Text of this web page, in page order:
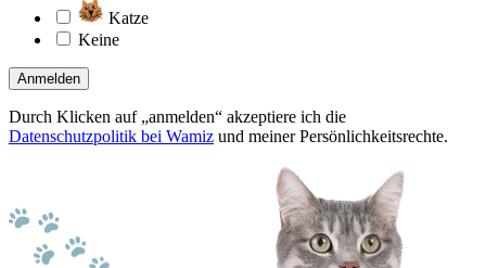
Katze
Keine
Anmelden
Durch Klicken auf „anmelden“ akzeptiere ich die
Datenschutzpolitik bei Wamiz und meiner Persönlichkeitsrechte.